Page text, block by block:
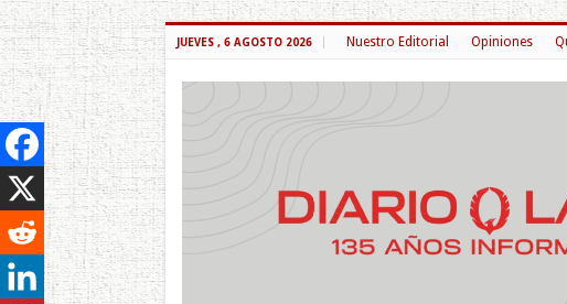
JUEVES , 6 AGOSTO 2026 Nuestro Editorial Opiniones